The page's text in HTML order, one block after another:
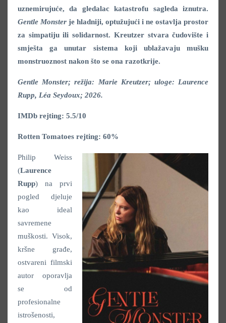
uznemirujuće, da gledalac katastrofu sagleda iznutra.
Gentle Monster je hladniji, optužujući i ne ostavlja prostor
za simpatiju ili solidarnost. Kreutzer stvara čudovište i
smješta ga unutar sistema koji ublažavaju mušku
monstruoznost nakon što se ona razotkrije.
Gentle Monster; režija: Marie Kreutzer; uloge: Laurence
Rupp, Léa Seydoux; 2026.
IMDb rejting: 5.5/10
Rotten Tomatoes rejting: 60%
Philip Weiss
(Laurence
Rupp) na prvi
pogled djeluje
kao ideal
savremene
muškosti. Visok,
kršne građe,
ostvareni filmski
autor oporavlja
se od
profesionalne
istrošenosti,